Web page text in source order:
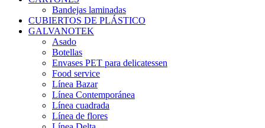
Bandejas laminadas
CUBIERTOS DE PLÁSTICO
GALVANOTEK
Asado
Botellas
Envases PET para delicatessen
Food service
Línea Bazar
Línea Contemporánea
Línea cuadrada
Línea de flores